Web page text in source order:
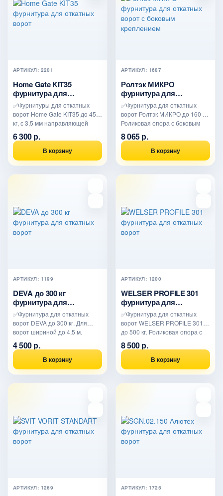
АРТИКУЛ: 2201
Home Gate KIT35
фурнитура для
откатных ворот
✅Фурнитуры для откатных
ворот Home Gate KIT35 до 450
кг, с 3,5 мм направляющей
длиной 6 метров. Улов..
6 300 р.
В корзину
АРТИКУЛ: 1687
Ролтэк МИКРО
фурнитура для
откатных ворот с
боковым креплением
✅Фурнитура для откатных
ворот Ролтэк МИКРО до 160 кг.
Роликовая опора с боковым
креплением с установ..
8 065 р.
В корзину
АРТИКУЛ: 1199
DEVA до 300 кг
фурнитура для
откатных ворот
✅Фурнитура для откатных
ворот DEVA до 300 кг. Для
ворот шириной до 4,5 м.
Самый дешевый комплект
фур..
4 500 р.
В корзину
АРТИКУЛ: 1200
WELSER PROFILE 301
фурнитура для
откатных ворот
✅Фурнитура для откатных
ворот WELSER PROFILE 301
до 500 кг. Роликовая опора с
усиленным подшипником...
8 500 р.
В корзину
АРТИКУЛ: 1269 АРТИКУЛ: 1725